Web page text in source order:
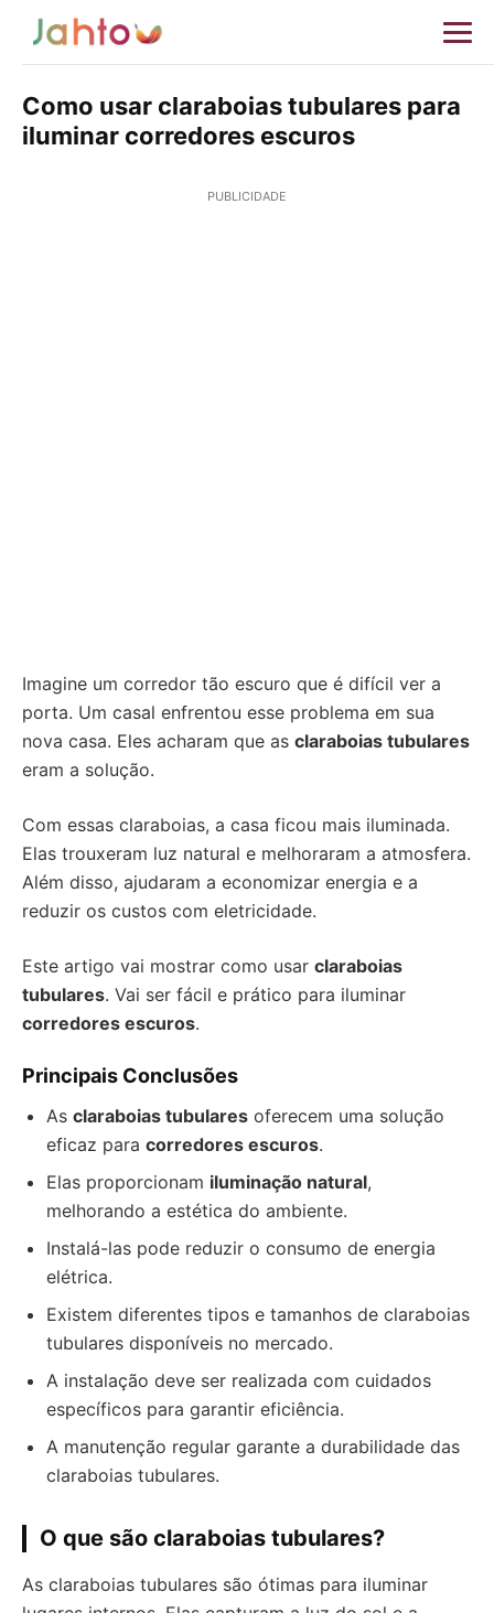
Como usar claraboias tubulares para
iluminar corredores escuros
PUBLICIDADE
Imagine um corredor tão escuro que é difícil ver a
porta. Um casal enfrentou esse problema em sua
nova casa. Eles acharam que as claraboias tubulares
eram a solução.
Com essas claraboias, a casa ficou mais iluminada.
Elas trouxeram luz natural e melhoraram a atmosfera.
Além disso, ajudaram a economizar energia e a
reduzir os custos com eletricidade.
Este artigo vai mostrar como usar claraboias
tubulares. Vai ser fácil e prático para iluminar
corredores escuros.
Principais Conclusões
As claraboias tubulares oferecem uma solução
eficaz para corredores escuros.
Elas proporcionam iluminação natural,
melhorando a estética do ambiente.
Instalá-las pode reduzir o consumo de energia
elétrica.
Existem diferentes tipos e tamanhos de claraboias
tubulares disponíveis no mercado.
A instalação deve ser realizada com cuidados
específicos para garantir eficiência.
A manutenção regular garante a durabilidade das
claraboias tubulares.
O que são claraboias tubulares?
As claraboias tubulares são ótimas para iluminar